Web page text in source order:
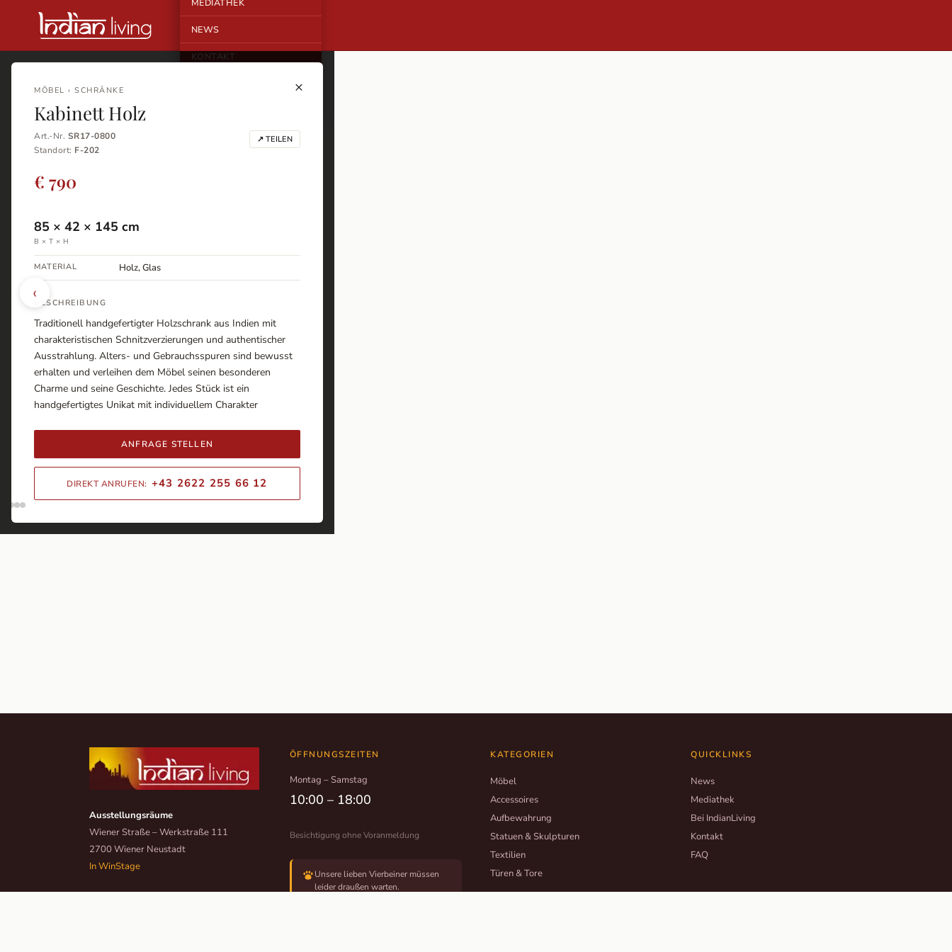
MEDIATHEK
NEWS
KONTAKT
×
‹
MÖBEL › SCHRÄNKE
Kabinett Holz
Art.-Nr. SR17-0800
Standort: F-202
↗ TEILEN
€ 790
85 × 42 × 145 cm
B × T × H
MATERIAL Holz, Glas
BESCHREIBUNG
Traditionell handgefertigter Holzschrank aus Indien mit
charakteristischen Schnitzverzierungen und authentischer
Ausstrahlung. Alters- und Gebrauchsspuren sind bewusst
erhalten und verleihen dem Möbel seinen besonderen
Charme und seine Geschichte. Jedes Stück ist ein
handgefertigtes Unikat mit individuellem Charakter
ANFRAGE STELLEN
DIREKT ANRUFEN: +43 2622 255 66 12
Ausstellungsräume
Wiener Straße – Werkstraße 111
2700 Wiener Neustadt
In WinStage
ÖFFNUNGSZEITEN
Montag – Samstag
10:00 – 18:00
Besichtigung ohne Voranmeldung
Unsere lieben Vierbeiner müssen
leider draußen warten.
KATEGORIEN
Möbel
Accessoires
Aufbewahrung
Statuen & Skulpturen
Textilien
Türen & Tore
QUICKLINKS
News
Mediathek
Bei IndianLiving
Kontakt
FAQ